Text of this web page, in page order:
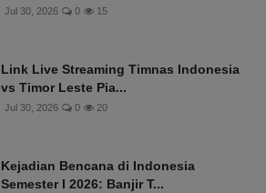
Jul 30, 2026 0 15
Link Live Streaming Timnas Indonesia
vs Timor Leste Pia...
Jul 30, 2026 0 20
Kejadian Bencana di Indonesia
Semester I 2026: Banjir T...